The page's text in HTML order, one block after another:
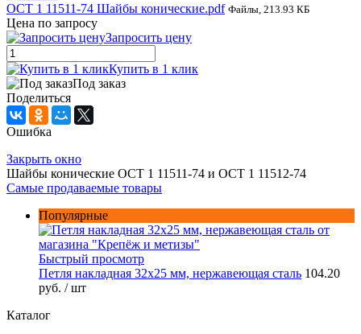
ОСТ 1 11511-74 Шайбы конические.pdf Файлы, 213.93 КБ
Цена по запросу
Запросить цену
Купить в 1 клик
Под заказ
Поделиться
Ошибка
Закрыть окно
Шайбы конические ОСТ 1 11511-74 и ОСТ 1 11512-74
Самые продаваемые товары
Популярные
Быстрый просмотр
Петля накладная 32х25 мм, нержавеющая сталь 104.20
руб. / шт
Каталог